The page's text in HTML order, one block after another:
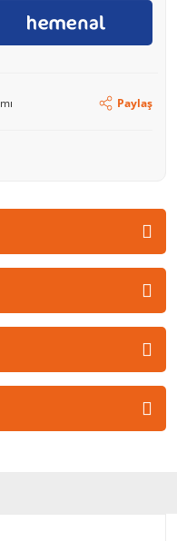
Paylaş